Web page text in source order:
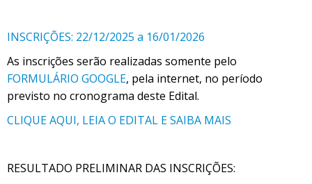
INSCRIÇÕES: 22/12/2025 a 16/01/2026
As inscrições serão realizadas somente pelo
FORMULÁRIO GOOGLE, pela internet, no período
previsto no cronograma deste Edital.
CLIQUE AQUI, LEIA O EDITAL E SAIBA MAIS
RESULTADO PRELIMINAR DAS INSCRIÇÕES: